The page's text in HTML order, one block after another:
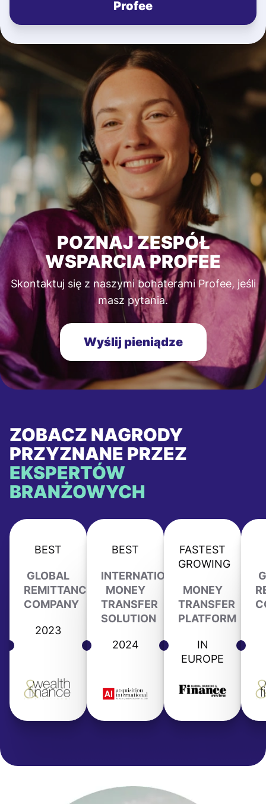
Profee
POZNAJ ZESPÓŁ
WSPARCIA PROFEE
Skontaktuj się z naszymi bohaterami Profee, jeśli
masz pytania.
Wyślij pieniądze
ZOBACZ NAGRODY
PRZYZNANE PRZEZ
EKSPERTÓW
BRANŻOWYCH
BEST
GLOBAL
REMITTANCE
COMPANY
2023
BEST
INTERNATIONAL
MONEY
TRANSFER
SOLUTION
2024
FASTEST
GROWING
MONEY
TRANSFER
PLATFORM
IN
EUROPE